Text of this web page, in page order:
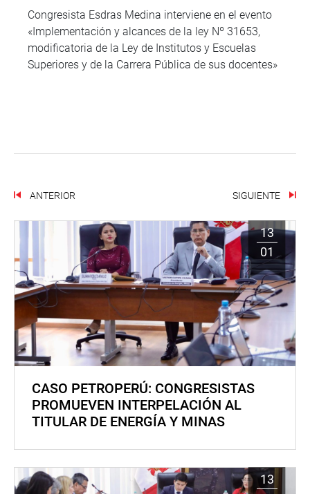
Congresista Esdras Medina interviene en el evento
«Implementación y alcances de la ley Nº 31653,
modificatoria de la Ley de Institutos y Escuelas
Superiores y de la Carrera Pública de sus docentes»
ANTERIOR SIGUIENTE
13
01
CASO PETROPERÚ: CONGRESISTAS
PROMUEVEN INTERPELACIÓN AL
TITULAR DE ENERGÍA Y MINAS
13